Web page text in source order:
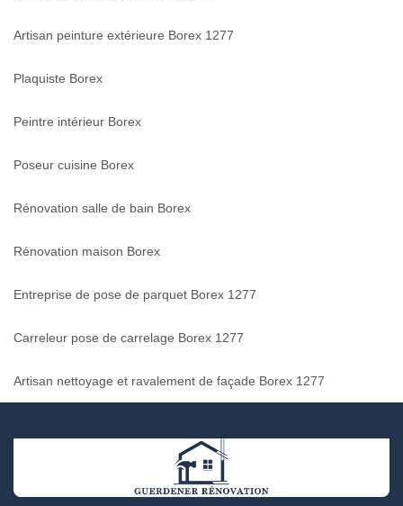
Artisan peinture extérieure Borex 1277
Plaquiste Borex
Peintre intérieur Borex
Poseur cuisine Borex
Rénovation salle de bain Borex
Rénovation maison Borex
Entreprise de pose de parquet Borex 1277
Carreleur pose de carrelage Borex 1277
Artisan nettoyage et ravalement de façade Borex 1277